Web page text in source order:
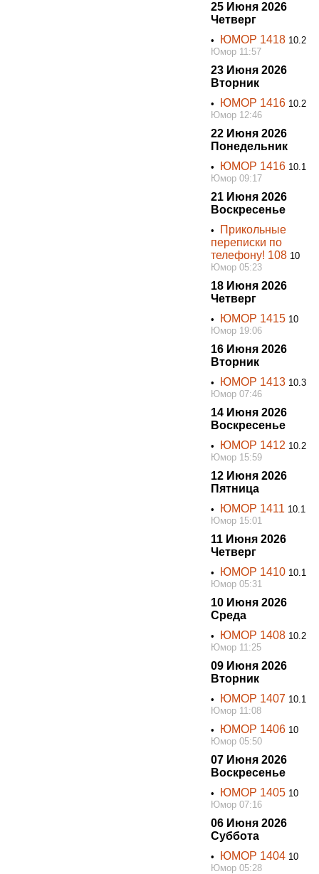
25 Июня 2026
Четверг
• ЮМОР 1418 10.2
Юмор 11:57
23 Июня 2026
Вторник
• ЮМОР 1416 10.2
Юмор 12:46
22 Июня 2026
Понедельник
• ЮМОР 1416 10.1
Юмор 09:17
21 Июня 2026
Воскресенье
•
Прикольные
переписки по
телефону! 108 10
Юмор 05:23
18 Июня 2026
Четверг
• ЮМОР 1415 10
Юмор 19:06
16 Июня 2026
Вторник
• ЮМОР 1413 10.3
Юмор 07:46
14 Июня 2026
Воскресенье
• ЮМОР 1412 10.2
Юмор 15:59
12 Июня 2026
Пятница
• ЮМОР 1411 10.1
Юмор 15:01
11 Июня 2026
Четверг
• ЮМОР 1410 10.1
Юмор 05:31
10 Июня 2026
Среда
• ЮМОР 1408 10.2
Юмор 11:25
09 Июня 2026
Вторник
• ЮМОР 1407 10.1
Юмор 11:08
•
ЮМОР 1406 10
Юмор 05:50
07 Июня 2026
Воскресенье
• ЮМОР 1405 10
Юмор 07:16
06 Июня 2026
Суббота
• ЮМОР 1404 10
Юмор 05:28